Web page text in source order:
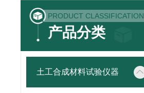
PRODUCT CLASSIFICATION
产品分类
土工合成材料试验仪器